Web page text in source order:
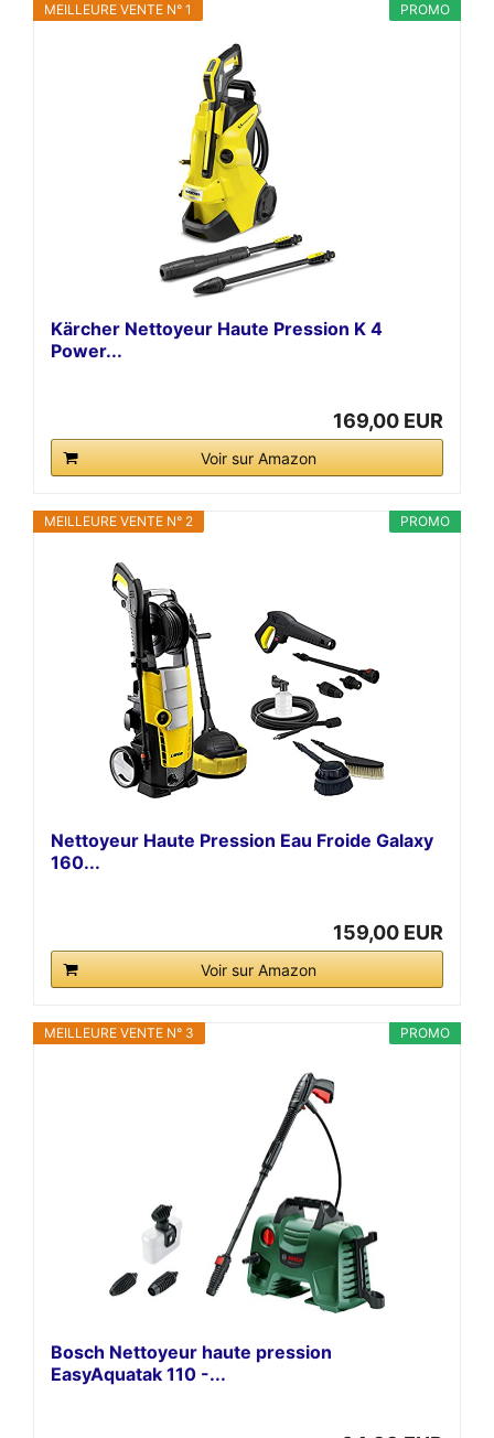
PROMO
MEILLEURE VENTE N° 1
Kärcher Nettoyeur Haute Pression K 4
Power...
169,00 EUR
Voir sur Amazon
PROMO
MEILLEURE VENTE N° 2
Nettoyeur Haute Pression Eau Froide Galaxy
160...
159,00 EUR
Voir sur Amazon
PROMO
MEILLEURE VENTE N° 3
Bosch Nettoyeur haute pression
EasyAquatak 110 -...